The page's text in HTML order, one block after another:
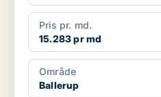
Pris pr. md.
15.283 pr md
Område
Ballerup